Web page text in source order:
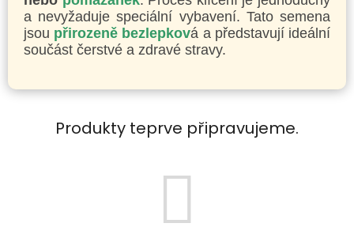
a nevyžaduje speciální vybavení. Tato semena
jsou přirozeně bezlepková a představují ideální
součást čerstvé a zdravé stravy.
Produkty teprve připravujeme.